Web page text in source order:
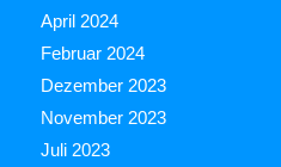
April 2024
Februar 2024
Dezember 2023
November 2023
Juli 2023